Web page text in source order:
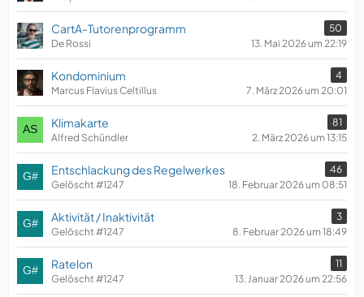
CartA-Tutorenprogramm
50
De Rossi
13. Mai 2026 um 22:19
Kondominium
4
Marcus Flavius Celtillus
7. März 2026 um 20:01
Klimakarte
81
Alfred Schündler
2. März 2026 um 13:15
Entschlackung des Regelwerkes
46
Gelöscht #1247
18. Februar 2026 um 08:51
Aktivität / Inaktivität
3
Gelöscht #1247
8. Februar 2026 um 18:49
Ratelon
11
Gelöscht #1247
13. Januar 2026 um 22:56